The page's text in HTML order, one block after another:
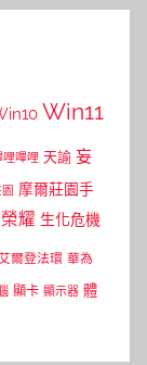
Win11
哩嗶哩 天諭 妄
摩爾莊園手
耀 生化危機
爾登法環 華為
顯卡 顯示器 體